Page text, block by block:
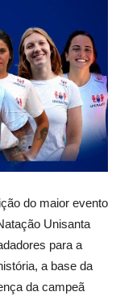
do maior evento
Unisanta
para a
a base da
da campeã